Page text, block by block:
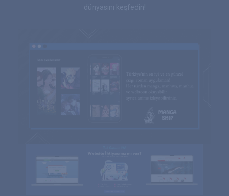
dünyasını keşfedin!